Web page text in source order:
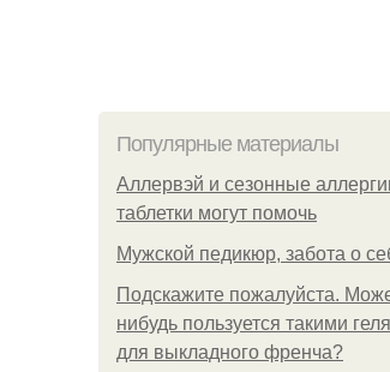
Популярные материалы
Аллервэй и сезонные
таблетки могут помочь
Мужской педикюр, забота о
Подскажите пожалуйста.
нибудь пользуется такими
для выкладного френча?